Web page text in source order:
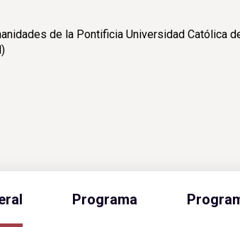
de la Pontificia Universidad Católica
Programa